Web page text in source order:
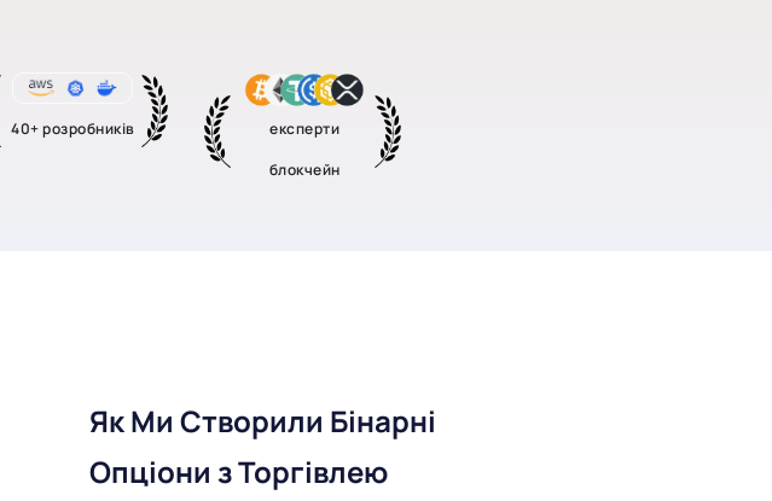
40+ розробників
експерти
блокчейн
Як Ми Створили Бінарні
Опціони з Торгівлею